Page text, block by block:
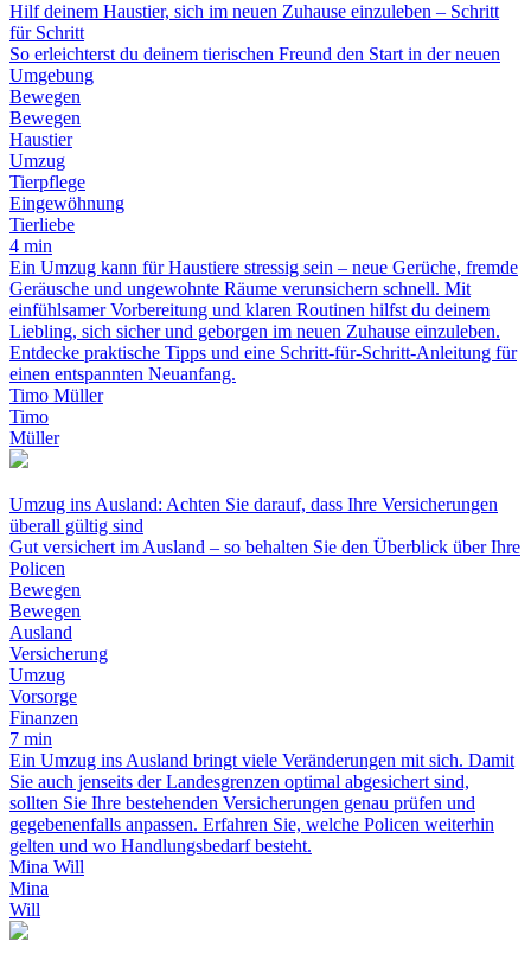
Hilf deinem Haustier, sich im neuen Zuhause einzuleben – Schritt
für Schritt
So erleichterst du deinem tierischen Freund den Start in der neuen
Umgebung
Bewegen
Bewegen
Haustier
Umzug
Tierpflege
Eingewöhnung
Tierliebe
4 min
Ein Umzug kann für Haustiere stressig sein – neue Gerüche, fremde
Geräusche und ungewohnte Räume verunsichern schnell. Mit
einfühlsamer Vorbereitung und klaren Routinen hilfst du deinem
Liebling, sich sicher und geborgen im neuen Zuhause einzuleben.
Entdecke praktische Tipps und eine Schritt-für-Schritt-Anleitung für
einen entspannten Neuanfang.
Timo Müller
Timo
Müller
Umzug ins Ausland: Achten Sie darauf, dass Ihre Versicherungen
überall gültig sind
Gut versichert im Ausland – so behalten Sie den Überblick über Ihre
Policen
Bewegen
Bewegen
Ausland
Versicherung
Umzug
Vorsorge
Finanzen
7 min
Ein Umzug ins Ausland bringt viele Veränderungen mit sich. Damit
Sie auch jenseits der Landesgrenzen optimal abgesichert sind,
sollten Sie Ihre bestehenden Versicherungen genau prüfen und
gegebenenfalls anpassen. Erfahren Sie, welche Policen weiterhin
gelten und wo Handlungsbedarf besteht.
Mina Will
Mina
Will